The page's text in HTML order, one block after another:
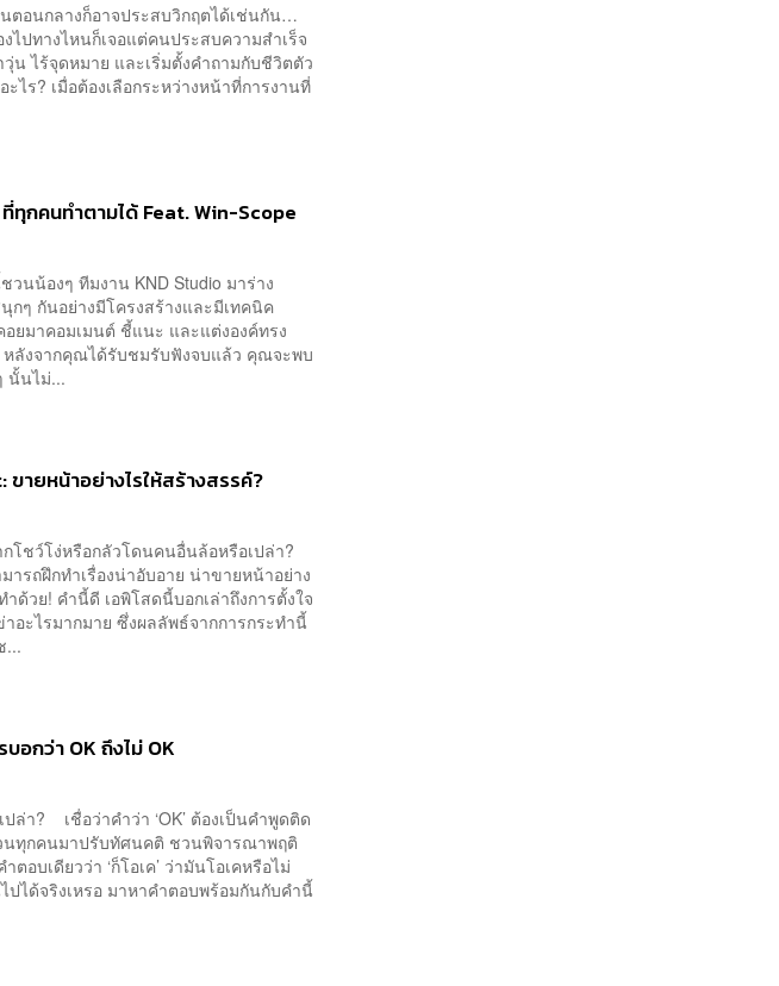
ตอนกลางก็อาจประสบวิกฤตได้เช่นกัน…
ไปทางไหนก็เจอแต่คนประสบความสำเร็จ
น ไร้จุดหมาย และเริ่มตั้งคำถามกับชีวิตตัว
ร? เมื่อต้องเลือกระหว่างหน้าที่การงานที่
กคนทำตามได้ Feat. Win-Scope
วนน้องๆ ทีมงาน KND Studio มาร่าง
ๆ กันอย่างมีโครงสร้างและมีเทคนิค
อยมาคอมเมนต์ ชี้แนะ และแต่งองค์ทรง
ลังจากคุณได้รับชมรับฟังจบแล้ว คุณจะพบ
นั้นไม่...
ายหน้าอย่างไรให้สร้างสรรค์?
โชว์โง่หรือกลัวโดนคนอื่นล้อหรือเปล่า?
ารถฝึกทำเรื่องน่าอับอาย น่าขายหน้าอย่าง
วย! คำนี้ดี เอพิโสดนี้บอกเล่าถึงการตั้งใจ
อะไรมากมาย ซึ่งผลลัพธ์จากการกระทำนี้
...
บอกว่า OK ถึงไม่ OK
ล่า? เชื่อว่าคำว่า ‘OK’ ต้องเป็นคำพูดติด
กคนมาปรับทัศนคติ ชวนพิจารณาพฤติ
อบเดียวว่า ‘ก็โอเค’ ว่ามันโอเคหรือไม่
ไปได้จริงเหรอ มาหาคำตอบพร้อมกันกับคำนี้